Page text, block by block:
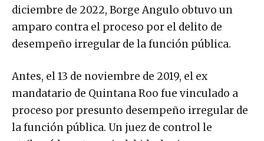
diciembre de 2022, Borge Angulo obtuvo un
amparo contra el proceso por el delito de
desempeño irregular de la función pública.
Antes, el 13 de noviembre de 2019, el ex
mandatario de Quintana Roo fue vinculado a
proceso por presunto desempeño irregular de
la función pública. Un juez de control le